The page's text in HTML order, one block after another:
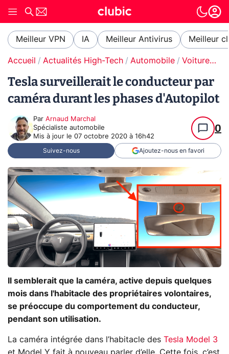
Meilleur VPN IA Meilleur Antivirus Meilleur
Accueil Actualités High-Tech Automobile Voitures autonomes
Tesla surveillerait le conducteur par
caméra durant les phases d'Autopilot
Par Arnaud Marchal
Spécialiste automobile
Mis à jour le 07 octobre 2020 à 16h42
0
Suivez-nous Ajoutez-nous en favori
Il semblerait que la caméra, active depuis quelques
mois dans l'habitacle des propriétaires volontaires,
se préoccupe du comportement du conducteur,
pendant son utilisation.
La caméra intégrée dans l’habitacle des Tesla Model 3
et Model Y fait à nouveau parler d’elle. Cette fois, c’est